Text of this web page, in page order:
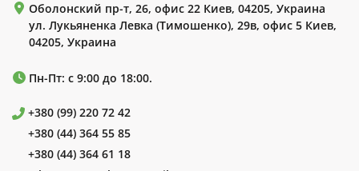
Оболонский пр-т, 26, офис 22 Киев, 04205, Украина
ул. Лукьяненка Левка (Тимошенко), 29в, офис 5 Киев,
04205, Украина
Пн-Пт: с 9:00 до 18:00.
+380 (99) 220 72 42
+380 (44) 364 55 85
+380 (44) 364 61 18